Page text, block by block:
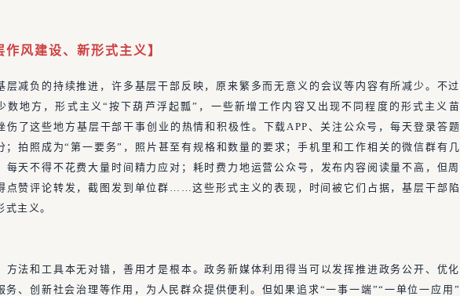
作风建设、新形式主义】
层减负的持续推进，许多基层干部反映，原来繁多而无意义的会议等内容有所减少。不过
地方，形式主义“按下葫芦浮起瓢”，一些新增工作内容又出现不同程度的形式主义苗
伤了这些地方基层干部干事创业的热情和积极性。下载APP、关注公众号，每天登录答题
；拍照成为“第一要务”，照片甚至有规格和数量的要求；手机里和工作相关的微信群有几
每天不得不花费大量时间精力应对；耗时费力地运营公众号，发布内容阅读量不高，但周
点赞评论转发，截图发到单位群……这些形式主义的表现，时间被它们占据，基层干部陷
式主义。
方法和工具本无对错，善用才是根本。政务新媒体利用得当可以发挥推进政务公开、优化
务、创新社会治理等作用，为人民群众提供便利。但如果追求“一事一端”“一单位一应用”